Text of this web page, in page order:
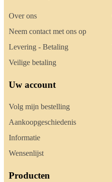
Over ons
Neem contact met ons op
Levering - Betaling
Veilige betaling
Uw account
Volg mijn bestelling
Aankoopgeschiedenis
Informatie
Wensenlijst
Producten